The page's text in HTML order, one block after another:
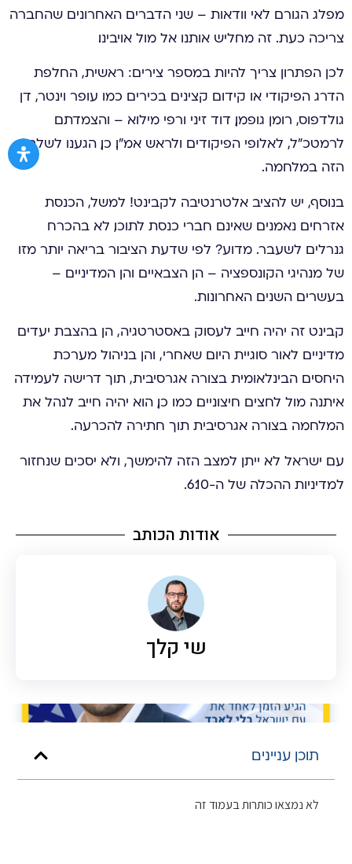
מפלג הגורם לאי וודאות – שני הדברים האחרונים שהחברה
צריכה כעת. זה מחליש אותנו אל מול אויבינו.
לכן הפתרון צריך להיות במספר צירים: ראשית, החלפת
הדרג הפיקודי או קידום קצינים בכירים כמו עופר וינטר, דן
גולדפוס, רומן גופמן, דוד זיני ורפי מילוא – והצמדתם
לרמטכ”ל, לאלופי הפיקודים ולראש אמ”ן. כן, הגענו לשלב
הזה במלחמה.
בנוסף, יש להציב אלטרנטיבה לקבינט! למשל, הכנסת
אזרחים נאמנים שאינם חברי כנסת לתוכו, לא בהכרח
גנרלים לשעבר. מדוע? לפי שדעת הציבור בריאה יותר מזו
של מנהיגי הקונספציה – הן הצבאיים והן המדיניים –
בעשרים השנים האחרונות.
קבינט זה יהיה חייב לעסוק באסטרטגיה, הן בהצבת יעדים
מדיניים לאור סוגיית היום שאחרי, והן בניהול מערכת
היחסים הבינלאומית בצורה אגרסיבית, תוך דרישה לעמידה
איתנה מול לחצים חיצוניים. כמו כן, הוא יהיה חייב לנהל את
המלחמה בצורה אגרסיבית תוך חתירה להכרעה.
עם ישראל לא ייתן למצב הזה להימשך, ולא יסכים שנחזור
למדיניות ההכלה של ה-6.10.
אודות הכותב
שי קלך
תוכן עניינים
לא נמצאו כותרות בעמוד זה